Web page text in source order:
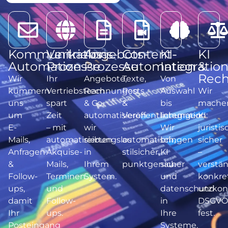
Kommunikations-
Automation
Wir
kümmern
uns
um
E-
Mails,
Anfragen
&
Follow-
ups,
damit
Ihr
Posteingang
Vertriebs-
Prozesse
Ihr
Vertriebsteam
spart
Zeit
– mit
automatisierten
Akquise-
Mails,
Terminen
und
Follow-
ups.
Angebots-
Prozesse
Angebote,
Rechnungen
& Co.
automatisieren
wir
reibungslos
in
Ihrem
System.
Content-
Automation
Texte,
Posts
&
Veröffentlichungen
–
automatisch,
stilsicher,
punktgenau.
KI-
Integration
Von
Auswahl
bis
Integration:
Wir
bringen
KI
sicher
und
in
Ihre
Systeme.
​KI
&
Wir
KI
sicher
–
und
fest.